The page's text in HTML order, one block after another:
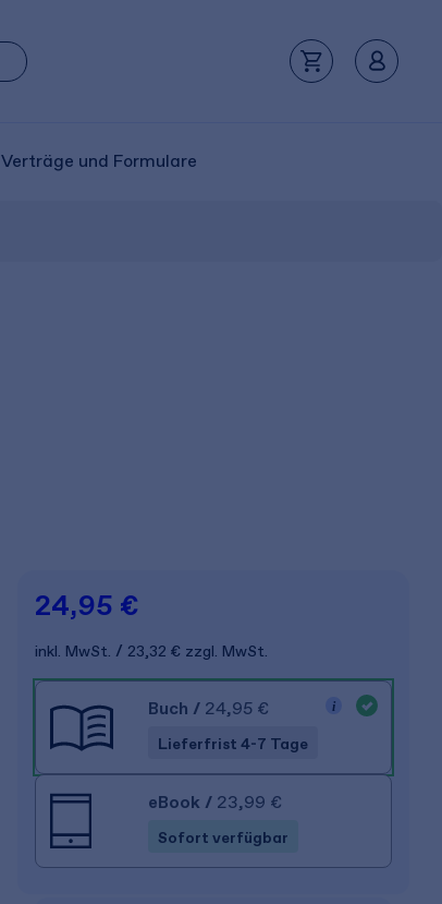
Verträge und Formulare
24,95 €
inkl. MwSt. 23,32 € zzgl. MwSt.
Buch / 24,95 €
Lieferfrist 4-7 Tage
eBook / 23,99 €
Sofort verfügbar